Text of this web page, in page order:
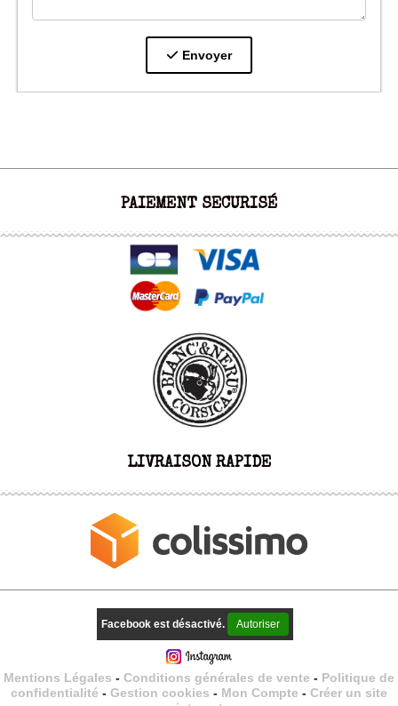
Envoyer
PAIEMENT SECURISÉ
LIVRAISON RAPIDE
Facebook est désactivé. Autoriser
Mentions Légales Conditions générales de vente
Politique de
confidentialité
Gestion cookies Mon Compte
Créer un site